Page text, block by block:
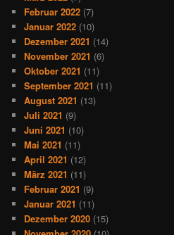
Februar 2022 (7)
Januar 2022 (10)
Dezember 2021 (14)
November 2021 (6)
Oktober 2021 (11)
September 2021 (11)
August 2021 (13)
Juli 2021 (9)
Juni 2021 (10)
Mai 2021 (11)
April 2021 (12)
März 2021 (11)
Februar 2021 (9)
Januar 2021 (11)
Dezember 2020 (15)